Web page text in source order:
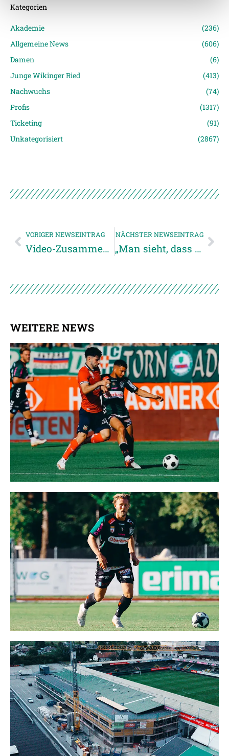
Empfänger entnehmen Sie unserer
Datenschutzerklärung
Kategorien
Akademie
(236)
Allgemeine News
(606)
Damen
(6)
Junge Wikinger Ried
(413)
Nachwuchs
(74)
Profis
(1317)
Ticketing
(91)
Unkategorisiert
(2867)
VORIGER NEWSEINTRAG
Video-Zusammenfassung FC Blau Weiß Linz vs. SVR
NÄCHSTER NEWSEINTRAG
„Man sieht, dass die Mannschaft intakt ist“
WEITERE NEWS